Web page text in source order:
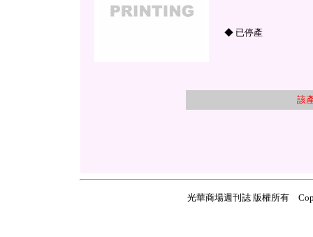
◆ 已停產
該
光華商場週刊誌 版權所有